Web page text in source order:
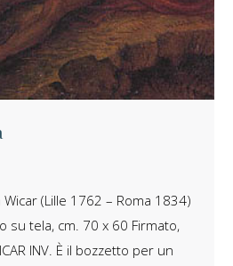
Wicar (Lille 1762 – Roma 1834)
su tela, cm. 70 x 60 Firmato,
INV. È il bozzetto per un